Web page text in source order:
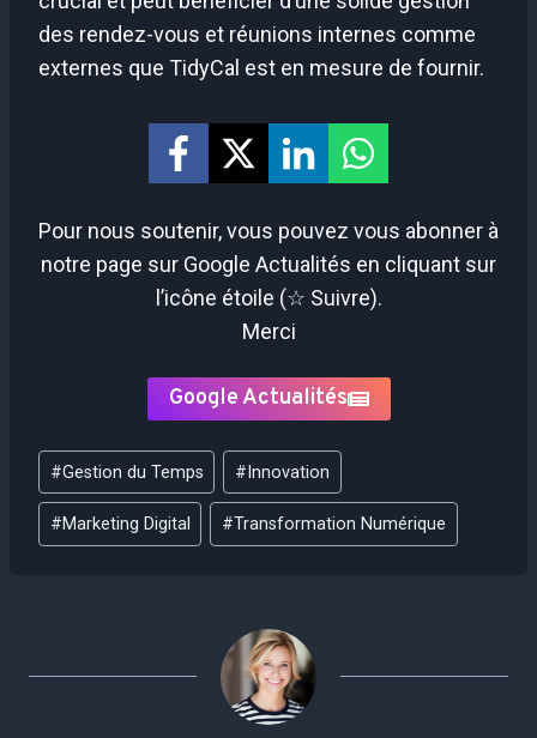
des rendez-vous et réunions internes comme
externes que TidyCal est en mesure de fournir.
Pour nous soutenir, vous pouvez vous abonner à
notre page sur Google Actualités en cliquant sur
l’icône étoile (☆ Suivre).
Merci
Google Actualités
Étiquettes
de
la
#Gestion du Temps # Innovation
#Marketing Digital #Transformation Numérique